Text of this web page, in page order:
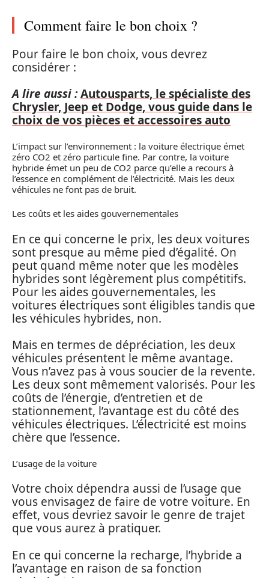
Comment faire le bon choix ?
Pour faire le bon choix, vous devrez
considérer :
A lire aussi :Autousparts, le spécialiste des
Chrysler, Jeep et Dodge, vous guide dans le
choix de vos pièces et accessoires auto
L’impact sur l’environnement : la voiture électrique émet
zéro CO2 et zéro particule fine. Par contre, la voiture
hybride émet un peu de CO2 parce qu’elle a recours à
l’essence en complément de l’électricité. Mais les deux
véhicules ne font pas de bruit.
Les coûts et les aides gouvernementales
En ce qui concerne le prix, les deux voitures
sont presque au même pied d’égalité. On
peut quand même noter que les modèles
hybrides sont légèrement plus compétitifs.
Pour les aides gouvernementales, les
voitures électriques sont éligibles tandis que
les véhicules hybrides, non.
Mais en termes de dépréciation, les deux
véhicules présentent le même avantage.
Vous n’avez pas à vous soucier de la revente.
Les deux sont mêmement valorisés. Pour les
coûts de l’énergie, d’entretien et de
stationnement, l’avantage est du côté des
véhicules électriques. L’électricité est moins
chère que l’essence.
L’usage de la voiture
Votre choix dépendra aussi de l’usage que
vous envisagez de faire de votre voiture. En
effet, vous devriez savoir le genre de trajet
que vous aurez à pratiquer.
En ce qui concerne la recharge, l’hybride a
l’avantage en raison de sa fonction